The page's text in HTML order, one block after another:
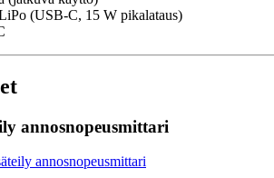
(USB-C, 15 W pikalataus)
annosnopeusmittari